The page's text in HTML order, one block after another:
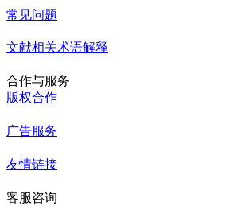
常见问题
文献相关术语解释
合作与服务
版权合作
广告服务
友情链接
客服咨询